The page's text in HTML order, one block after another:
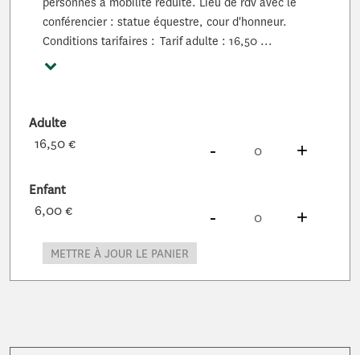
conférencier : statue équestre, cour d'honneur.
Conditions tarifaires : Tarif adulte : 16,50 ...
Voir plus
Adulte
16,50 €
- DIMINUER
PRODUITS
+À
Enfant
6,00 €
- DIMINUER
PRODUITS
+À
METTRE À JOUR LE PANIER